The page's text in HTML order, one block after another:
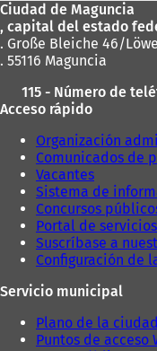
pies
Ciudad de Maguncia
, capital del estado
. Große Bleiche 46/
. 55116 Maguncia
115 - Número de
Acceso rápido
Organización
Comunicados de
Vacantes
Sistema de
Concursos
Portal de
Suscríbase a
Configuración de
Servicio municipal
Plano de la ciudad
Puntos de acceso